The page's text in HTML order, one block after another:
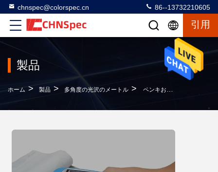
chnspec@colorspec.cn 86--13732210605
引用
製品
ホーム > 製品 > 多角度の光沢のメートル > ペンキおよびニスの小型光沢のメートル青いISO 2813 20° 60° 85°テスト角度JJG 696の標準